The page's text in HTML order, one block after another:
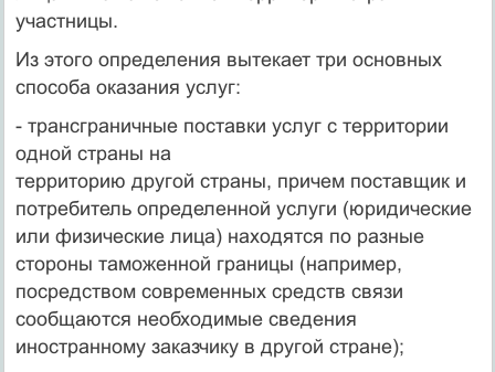
участницы.
Из этого определения вытекает три основных
способа оказания услуг:
- трансграничные поставки услуг с территории
одной страны на
территорию другой страны, причем поставщик и
потребитель определенной услуги (юридические
или физические лица) находятся по раз­ные
стороны таможенной границы (например,
посредством современ­ных средств связи
сообщаются необходимые сведения
иностранному заказчику в другой стране);